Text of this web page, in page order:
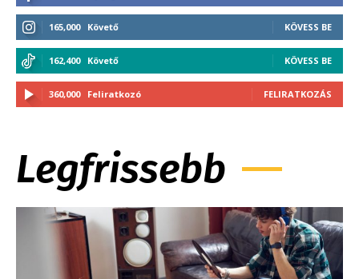
165,000 Követő KÖVESS BE
162,400 Követő KÖVESS BE
360,000 Feliratkozó FELIRATKOZÁS
Legfrissebb